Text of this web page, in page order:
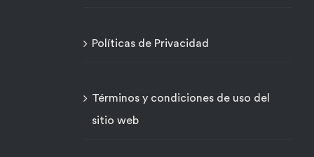
Políticas de Privacidad
Términos y condiciones de uso del
sitio web